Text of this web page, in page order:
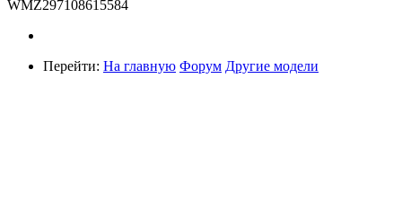
WMZ297108615584
Перейти: На главную Форум Другие модели